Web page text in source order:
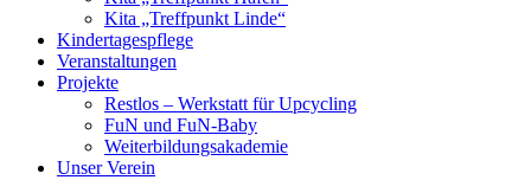
Kita „Treffpunkt Linde“
Kindertagespflege
Veranstaltungen
Projekte
Restlos – Werkstatt für Upcycling
FuN und FuN-Baby
Weiterbildungsakademie
Unser Verein